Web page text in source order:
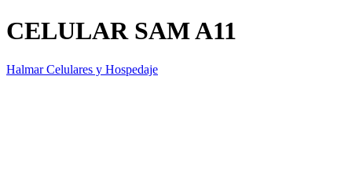
CELULAR SAM A11
Halmar Celulares y Hospedaje